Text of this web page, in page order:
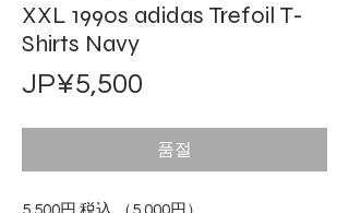
XXL 1990s adidas Trefoil T-
Shirts Navy
JP¥5,500
품절